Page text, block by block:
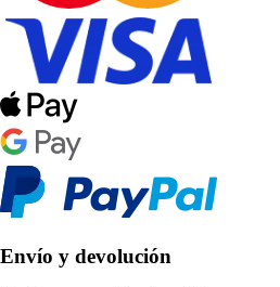
Envío y devolución